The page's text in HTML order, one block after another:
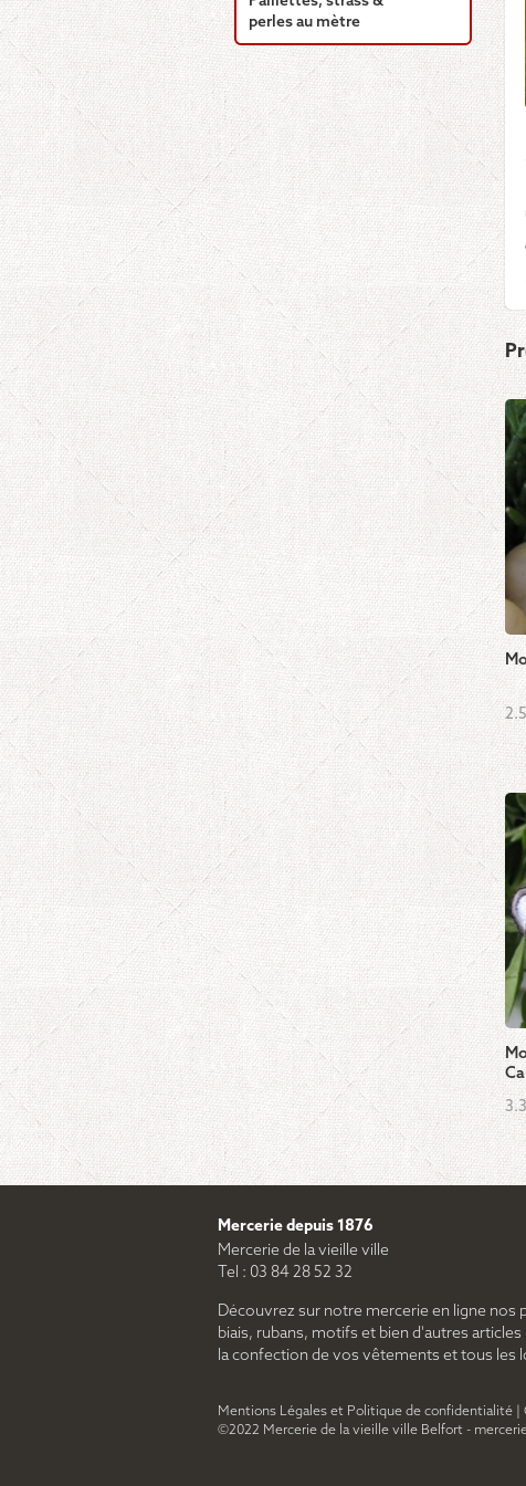
perles au mètre
Mercerie depuis 1876
Mercerie de la vieille ville
Tel : 03 84 28 52 32
Découvrez sur notre mercerie en ligne nos
biais, rubans, motifs et bien d'autres
la confection de vos vêtements et tous les
Mentions Légales et Politique de confidentialité
©2022 Mercerie de la vieille ville Belfort -